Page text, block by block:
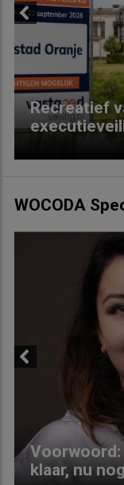
Recreatief
WOCODA
Voorwoord:
klaar, nu